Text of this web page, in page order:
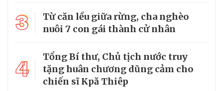
3
Từ căn lều giữa rừng, cha nghèo
nuôi 7 con gái thành cử nhân
4
Tổng Bí thư, Chủ tịch nước truy
tặng huân chương dũng cảm cho
chiến sĩ Kpă Thiêp